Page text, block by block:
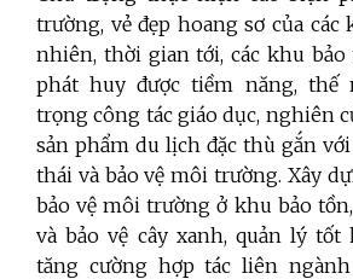
trường, vẻ đẹp hoang sơ của
nhiên, thời gian tới, các khu
phát huy được tiềm năng, thế
trọng công tác giáo dục, nghiên
sản phẩm du lịch đặc thù gắn
thái và bảo vệ môi trường. Xây
bảo vệ môi trường ở khu bảo
và bảo vệ cây xanh, quản lý tốt
tăng cường hợp tác liên